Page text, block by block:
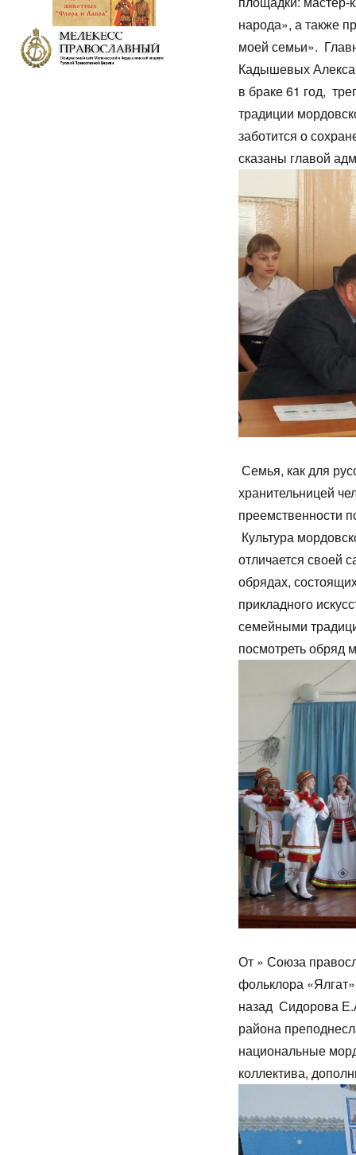
народа», а также
моей семьи».
Кадышевых
в браке 61 год,
традиции
заботится о
сказаны главой
Семья, как для
хранительницей
преемственности
Культура
отличается своей
обрядах,
прикладного
семейными
посмотреть обряд
От » Союза
фольклора
назад Сидорова
района
национальные
коллектива,